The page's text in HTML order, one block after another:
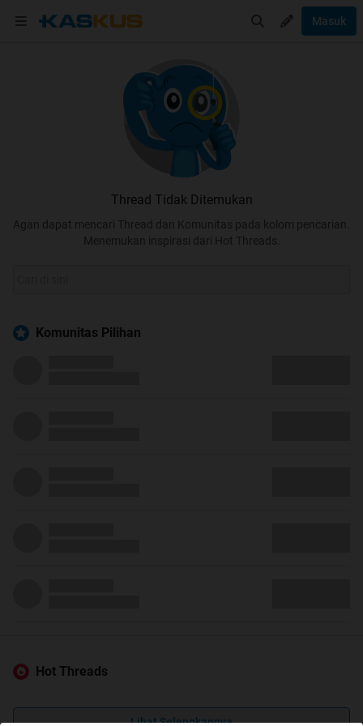
Masuk
Thread Tidak Ditemukan
Agan dapat mencari Thread dan Komunitas pada kolom pencarian.
Menemukan inspirasi dari Hot Threads.
Komunitas Pilihan
Hot Threads
Lihat Selengkapnya